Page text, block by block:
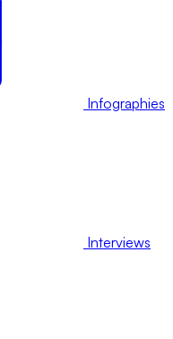
Infographies
Interviews